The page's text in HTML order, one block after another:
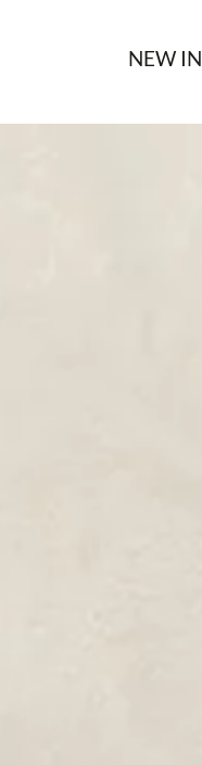
NEW IN